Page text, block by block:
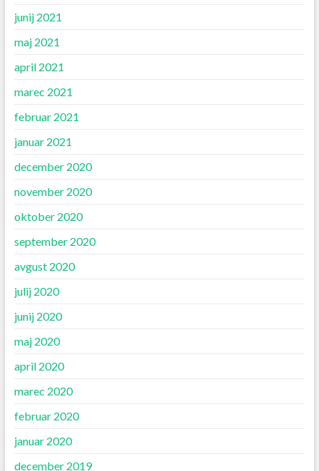
junij 2021
maj 2021
april 2021
marec 2021
februar 2021
januar 2021
december 2020
november 2020
oktober 2020
september 2020
avgust 2020
julij 2020
junij 2020
maj 2020
april 2020
marec 2020
februar 2020
januar 2020
december 2019